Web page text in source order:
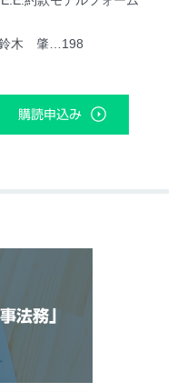
鈴木 肇…198
購読申込み
法務」